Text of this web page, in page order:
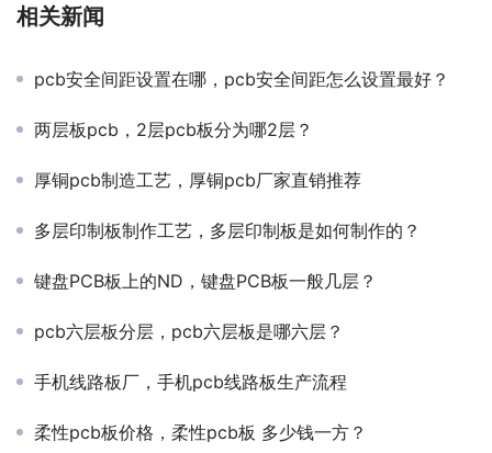
相关新闻
pcb安全间距设置在哪，pcb安全间距怎么设置最好？
两层板pcb，2层pcb板分为哪2层？
厚铜pcb制造工艺，厚铜pcb厂家直销推荐
多层印制板制作工艺，多层印制板是如何制作的？
键盘PCB板上的ND，键盘PCB板一般几层？
pcb六层板分层，pcb六层板是哪六层？
手机线路板厂，手机pcb线路板生产流程
柔性pcb板价格，柔性pcb板 多少钱一方？